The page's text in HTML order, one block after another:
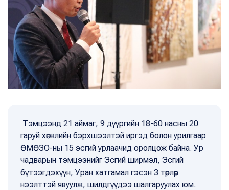
Тэмцээнд 21 аймаг, 9 дүүргийн 18-60 насны 20
гаруй хөгжлийн бэрхшээлтэй иргэд болон урилгаар
ӨМӨЗО-ны 15 эсгий урлаачид оролцож байна. Ур
чадварын тэмцээнийг Эсгий ширмэл, Эсгий
бүтээгдэхүүн, Уран хатгамал гэсэн 3 төрлөөр
нээлттэй явуулж, шилдгүүдээ шалгаруулах юм.